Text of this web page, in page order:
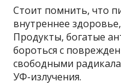
Стоит помнить, что
внутреннее
Продукты, богатые
бороться с
свободными
УФ-излучения.